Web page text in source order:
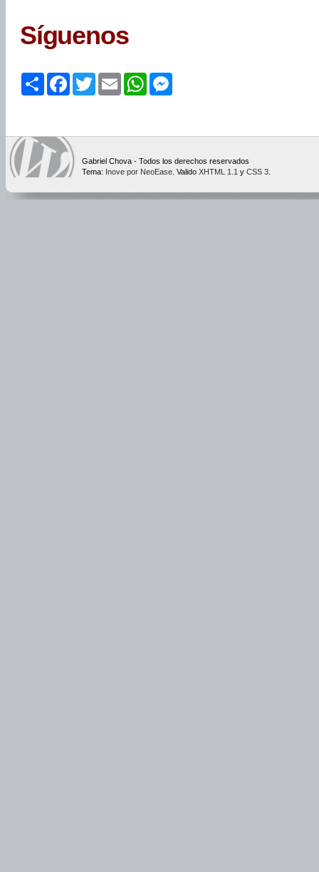
Síguenos
ShareFacebook
TwitterEmailWhatsApp
Gabriel Chova - Todos los derechos reservados
Tema: Inove por NeoEase . Valido XHTML 1.1 y CSS 3